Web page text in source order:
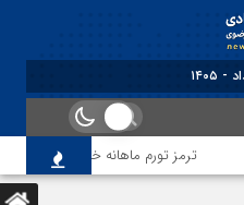
ترمز تورم ماهانه خراسان رضوی